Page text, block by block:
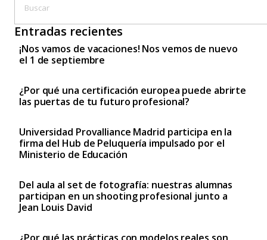
Entradas recientes
¡Nos vamos de vacaciones! Nos vemos de nuevo
el 1 de septiembre
¿Por qué una certificación europea puede abrirte
las puertas de tu futuro profesional?
Universidad Provalliance Madrid participa en la
firma del Hub de Peluquería impulsado por el
Ministerio de Educación
Del aula al set de fotografía: nuestras alumnas
participan en un shooting profesional junto a
Jean Louis David